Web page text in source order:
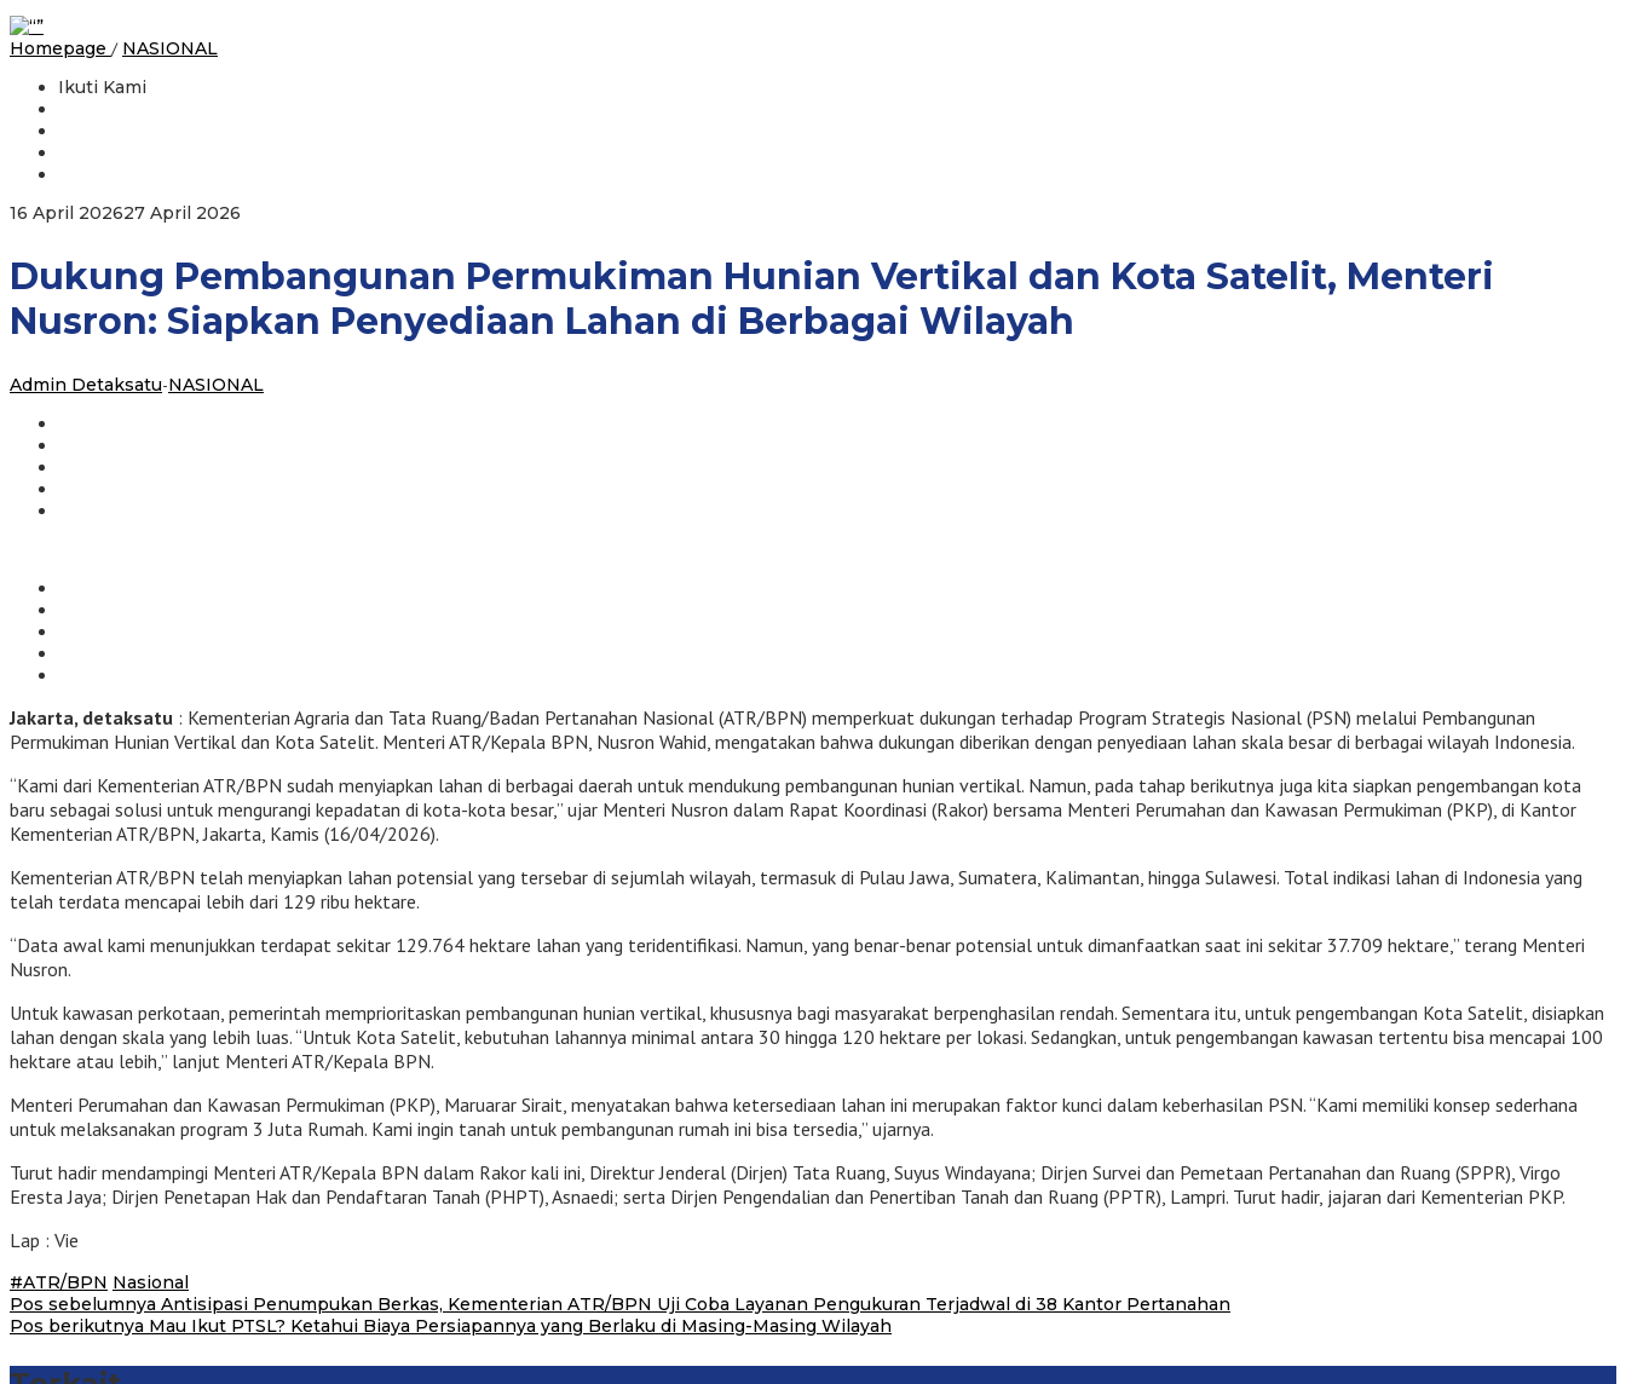
Homepage / NASIONALDukung
Menteri
Siapkan
Penyediaan
Lahan
di
Wilayah
Ikuti Kami
16 April 202627 April 2026
Dukung Pembangunan Permukiman Hunian Vertikal dan Kota Satelit, Menteri
Nusron: Siapkan Penyediaan Lahan di Berbagai Wilayah
Admin Detaksatu-NASIONAL
Jakarta, detaksatu : Kementerian Agraria dan Tata Ruang/Badan Pertanahan Nasional (ATR/BPN) memperkuat dukungan terhadap Program Strategis Nasional (PSN) melalui Pembangunan
Permukiman Hunian Vertikal dan Kota Satelit. Menteri ATR/Kepala BPN, Nusron Wahid, mengatakan bahwa dukungan diberikan dengan penyediaan lahan skala besar di berbagai wilayah Indonesia.
“Kami dari Kementerian ATR/BPN sudah menyiapkan lahan di berbagai daerah untuk mendukung pembangunan hunian vertikal. Namun, pada tahap berikutnya juga kita siapkan pengembangan kota
baru sebagai solusi untuk mengurangi kepadatan di kota-kota besar,” ujar Menteri Nusron dalam Rapat Koordinasi (Rakor) bersama Menteri Perumahan dan Kawasan Permukiman (PKP), di Kantor
Kementerian ATR/BPN, Jakarta, Kamis (16/04/2026).
Kementerian ATR/BPN telah menyiapkan lahan potensial yang tersebar di sejumlah wilayah, termasuk di Pulau Jawa, Sumatera, Kalimantan, hingga Sulawesi. Total indikasi lahan di Indonesia yang
telah terdata mencapai lebih dari 129 ribu hektare.
“Data awal kami menunjukkan terdapat sekitar 129.764 hektare lahan yang teridentifikasi. Namun, yang benar-benar potensial untuk dimanfaatkan saat ini sekitar 37.709 hektare,” terang Menteri
Nusron.
Untuk kawasan perkotaan, pemerintah memprioritaskan pembangunan hunian vertikal, khususnya bagi masyarakat berpenghasilan rendah. Sementara itu, untuk pengembangan Kota Satelit, disiapkan
lahan dengan skala yang lebih luas. “Untuk Kota Satelit, kebutuhan lahannya minimal antara 30 hingga 120 hektare per lokasi. Sedangkan, untuk pengembangan kawasan tertentu bisa mencapai 100
hektare atau lebih,” lanjut Menteri ATR/Kepala BPN.
Menteri Perumahan dan Kawasan Permukiman (PKP), Maruarar Sirait, menyatakan bahwa ketersediaan lahan ini merupakan faktor kunci dalam keberhasilan PSN. “Kami memiliki konsep sederhana
untuk melaksanakan program 3 Juta Rumah. Kami ingin tanah untuk pembangunan rumah ini bisa tersedia,” ujarnya.
Turut hadir mendampingi Menteri ATR/Kepala BPN dalam Rakor kali ini, Direktur Jenderal (Dirjen) Tata Ruang, Suyus Windayana; Dirjen Survei dan Pemetaan Pertanahan dan Ruang (SPPR), Virgo
Eresta Jaya; Dirjen Penetapan Hak dan Pendaftaran Tanah (PHPT), Asnaedi; serta Dirjen Pengendalian dan Penertiban Tanah dan Ruang (PPTR), Lampri. Turut hadir, jajaran dari Kementerian PKP.
Lap : Vie
#ATR/BPN Nasional
Navigasi
Pos sebelumnya Antisipasi Penumpukan Berkas, Kementerian ATR/BPN Uji Coba Layanan Pengukuran Terjadwal di 38 Kantor Pertanahan
Pos berikutnya Mau Ikut PTSL? Ketahui Biaya Persiapannya yang Berlaku di Masing-Masing Wilayah